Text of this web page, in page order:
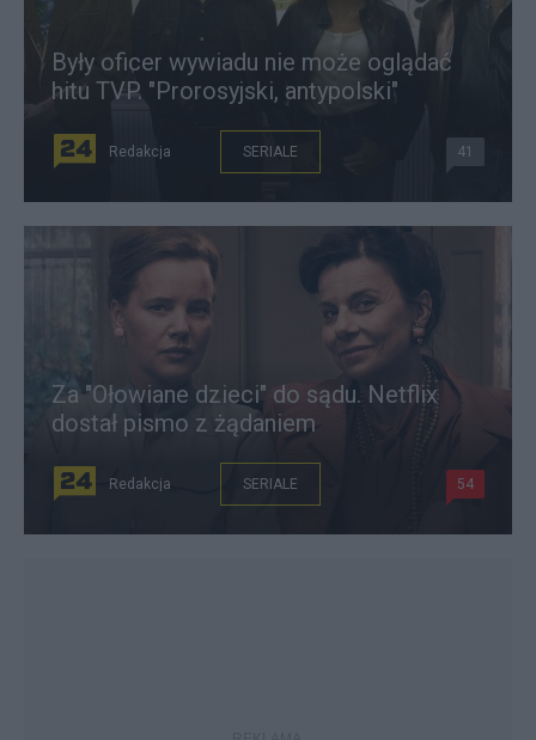
Były oficer wywiadu nie może oglądać
hitu TVP. "Prorosyjski, antypolski"
Redakcja SERIALE 41
Za "Ołowiane dzieci" do sądu. Netflix
dostał pismo z żądaniem
Redakcja SERIALE 54